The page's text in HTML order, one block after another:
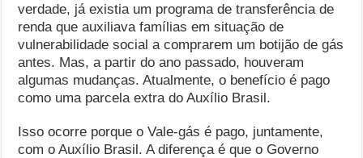
verdade, já existia um programa de transferência de
renda que auxiliava famílias em situação de
vulnerabilidade social a comprarem um botijão de gás
antes. Mas, a partir do ano passado, houveram
algumas mudanças. Atualmente, o benefício é pago
como uma parcela extra do Auxílio Brasil.
Isso ocorre porque o Vale-gás é pago, juntamente,
com o Auxílio Brasil. A diferença é que o Governo